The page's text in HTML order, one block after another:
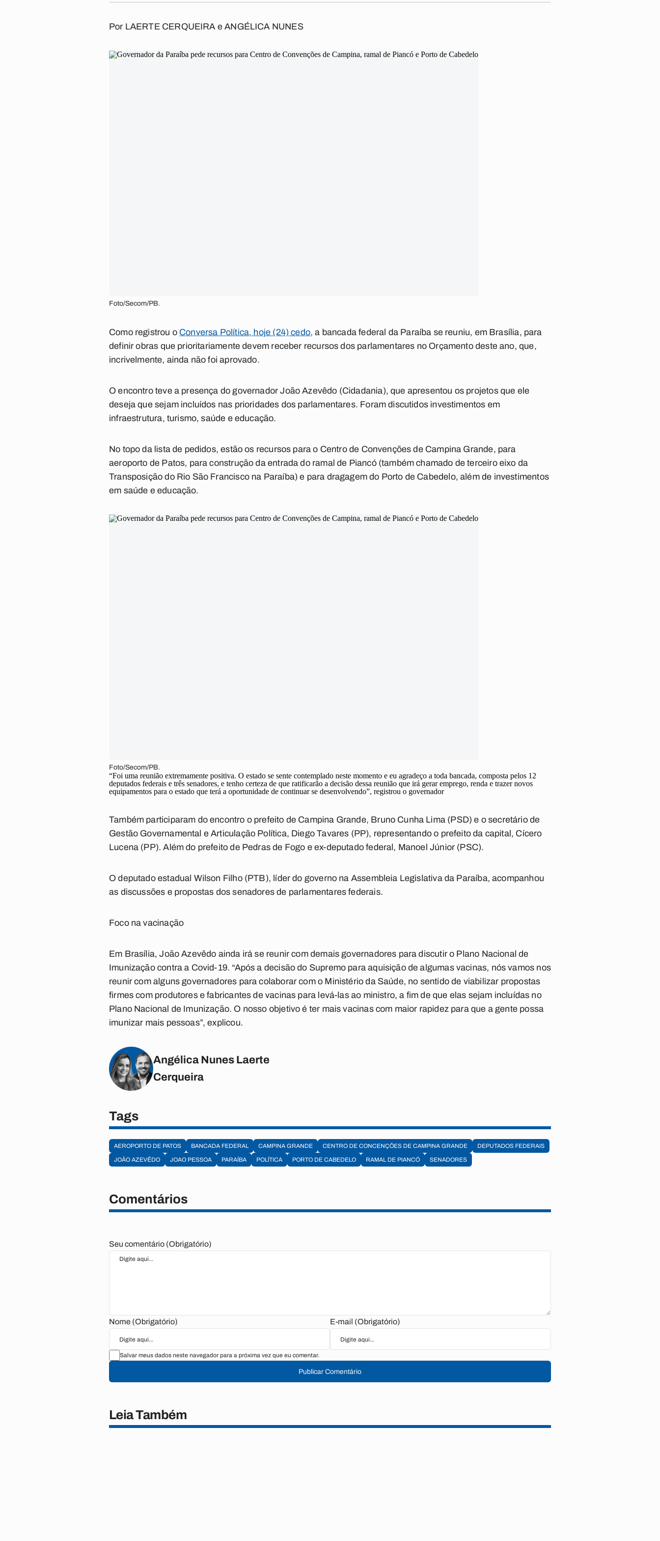
Por LAERTE CERQUEIRA eANGÉLICA NUNES
Foto/Secom/PB.
Como registrou o Conversa Política, hoje (24) cedo, a bancada federal da Paraíba se reuniu, em Brasília, para
definir obras que prioritariamente devem receber recursos dos parlamentares no Orçamento deste ano, que,
incrivelmente, ainda não foi aprovado.
O encontro teve a presença do governador João Azevêdo (Cidadania), que apresentou os projetos que ele
deseja que sejam incluídos nas prioridades dos parlamentares. Foram discutidos investimentos em
infraestrutura, turismo, saúde e educação.
No topo da lista de pedidos, estão os recursos para o Centro de Convenções de Campina Grande, para
aeroporto de Patos, para construção da entrada do ramal de Piancó (também chamado de terceiro eixo da
Transposição do Rio São Francisco na Paraíba) e para dragagem do Porto de Cabedelo, além de investimentos
em saúde e educação.
Foto/Secom/PB.
“Foi uma reunião extremamente positiva. O estado se sente contemplado neste momento e eu agradeço a toda bancada, composta pelos 12
deputados federais e três senadores, e tenho certeza de que ratificarão a decisão dessa reunião que irá gerar emprego, renda e trazer novos
equipamentos para o estado que terá a oportunidade de continuar se desenvolvendo”, registrou o governador
Também participaram do encontro o prefeito de Campina Grande, Bruno Cunha Lima (PSD) e o secretário de
Gestão Governamental e Articulação Política, Diego Tavares (PP), representando o prefeito da capital, Cícero
Lucena (PP). Além do prefeito de Pedras de Fogo e ex-deputado federal, Manoel Júnior (PSC).
O deputado estadual Wilson Filho (PTB), líder do governo na Assembleia Legislativa da Paraíba, acompanhou
as discussões e propostas dos senadores de parlamentares federais.
Foco na vacinação
Em Brasília, João Azevêdo ainda irá se reunir com demais governadores para discutir o Plano Nacional de
Imunização contra a Covid-19. “Após a decisão do Supremo para aquisição de algumas vacinas, nós vamos nos
reunir com alguns governadores para colaborar com o Ministério da Saúde, no sentido de viabilizar propostas
firmes com produtores e fabricantes de vacinas para levá-las ao ministro, a fim de que elas sejam incluídas no
Plano Nacional de Imunização. O nosso objetivo é ter mais vacinas com maior rapidez para que a gente possa
imunizar mais pessoas”, explicou.
Angélica Nunes Laerte
Cerqueira
Tags
AEROPORTO DE PATOS BANCADA FEDERAL CAMPINA GRANDE CENTRO DE CONCENÇÕES DE CAMPINA GRANDE
DEPUTADOS FEDERAIS
JOÃO AZEVÊDO
JOAO PESSOA PARAÍBA POLÍTICA PORTO DE CABEDELO RAMAL DE PIANCÓ SENADORES
Comentários
Seu comentário (Obrigatório)
Nome (Obrigatório) E-mail (Obrigatório)
Salvar meus dados neste navegador para a próxima vez que eu comentar.
Publicar Comentário
Leia Também